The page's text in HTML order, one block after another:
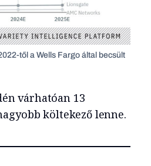
től a Wells Fargo által becsült
várhatóan 13
költekező lenne.